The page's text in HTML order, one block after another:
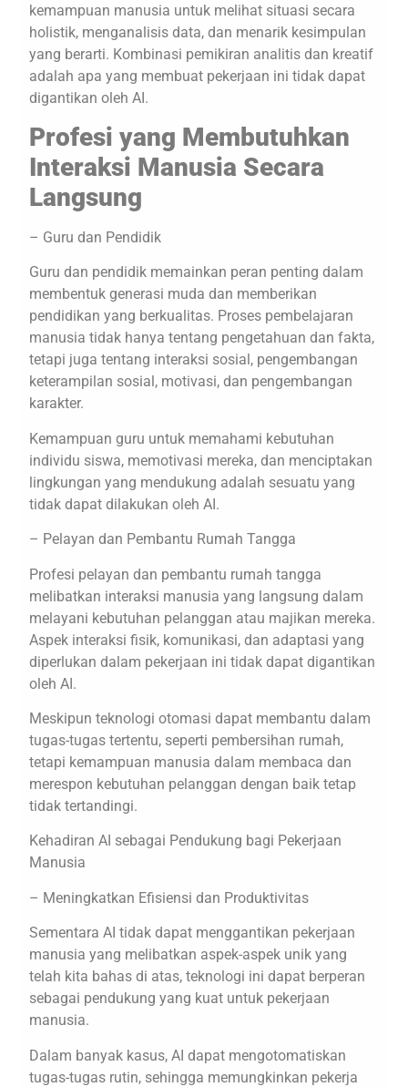
kemampuan manusia untuk melihat situasi secara
holistik, menganalisis data, dan menarik kesimpulan
yang berarti. Kombinasi pemikiran analitis dan kreatif
adalah apa yang membuat pekerjaan ini tidak dapat
digantikan oleh AI.
Profesi yang Membutuhkan
Interaksi Manusia Secara
Langsung
– Guru dan Pendidik
Guru dan pendidik memainkan peran penting dalam
membentuk generasi muda dan memberikan
pendidikan yang berkualitas. Proses pembelajaran
manusia tidak hanya tentang pengetahuan dan fakta,
tetapi juga tentang interaksi sosial, pengembangan
keterampilan sosial, motivasi, dan pengembangan
karakter.
Kemampuan guru untuk memahami kebutuhan
individu siswa, memotivasi mereka, dan menciptakan
lingkungan yang mendukung adalah sesuatu yang
tidak dapat dilakukan oleh AI.
– Pelayan dan Pembantu Rumah Tangga
Profesi pelayan dan pembantu rumah tangga
melibatkan interaksi manusia yang langsung dalam
melayani kebutuhan pelanggan atau majikan mereka.
Aspek interaksi fisik, komunikasi, dan adaptasi yang
diperlukan dalam pekerjaan ini tidak dapat digantikan
oleh AI.
Meskipun teknologi otomasi dapat membantu dalam
tugas-tugas tertentu, seperti pembersihan rumah,
tetapi kemampuan manusia dalam membaca dan
merespon kebutuhan pelanggan dengan baik tetap
tidak tertandingi.
Kehadiran AI sebagai Pendukung bagi Pekerjaan
Manusia
– Meningkatkan Efisiensi dan Produktivitas
Sementara AI tidak dapat menggantikan pekerjaan
manusia yang melibatkan aspek-aspek unik yang
telah kita bahas di atas, teknologi ini dapat berperan
sebagai pendukung yang kuat untuk pekerjaan
manusia.
Dalam banyak kasus, AI dapat mengotomatiskan
tugas-tugas rutin, sehingga memungkinkan pekerja